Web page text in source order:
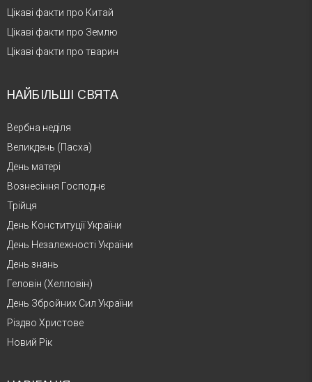
Цікаві факти про Китай
Цікаві факти про Землю
Цікаві факти про тварин
НАЙБІЛЬШІ СВЯТА
Вербна неділя
Великдень (Пасха)
День матері
Вознесіння Господнє
Трійця
День Конституції України
День Незалежності України
День знань
Геловін (Хелловін)
День Збройних Сил України
Різдво Христове
Новий Рік